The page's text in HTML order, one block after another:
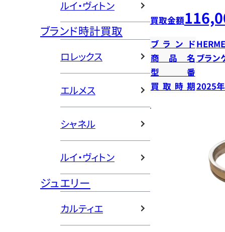
ルイ・ヴィトン
ブランド時計買取
ロレックス
エルメス
シャネル
ルイ・ヴィトン
ジュエリー
カルティエ
買取金額
ブランド
商品名 ブラン
型番
買取時期2025